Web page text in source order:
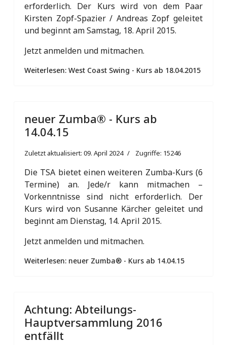
erforderlich. Der Kurs wird von dem Paar
Kirsten Zopf-Spazier / Andreas Zopf geleitet
und beginnt am Samstag, 18. April 2015.
Jetzt anmelden und mitmachen.
Weiterlesen: West Coast Swing - Kurs ab 18.04.2015
neuer Zumba® - Kurs ab
14.04.15
Zuletzt aktualisiert: 09. April 2024 Zugriffe: 15246
Die TSA bietet einen weiteren Zumba-Kurs (6
Termine) an. Jede/r kann mitmachen –
Vorkenntnisse sind nicht erforderlich. Der
Kurs wird von Susanne Kärcher geleitet und
beginnt am Dienstag, 14. April 2015.
Jetzt anmelden und mitmachen.
Weiterlesen: neuer Zumba® - Kurs ab 14.04.15
Achtung: Abteilungs-
Hauptversammlung 2016
entfällt